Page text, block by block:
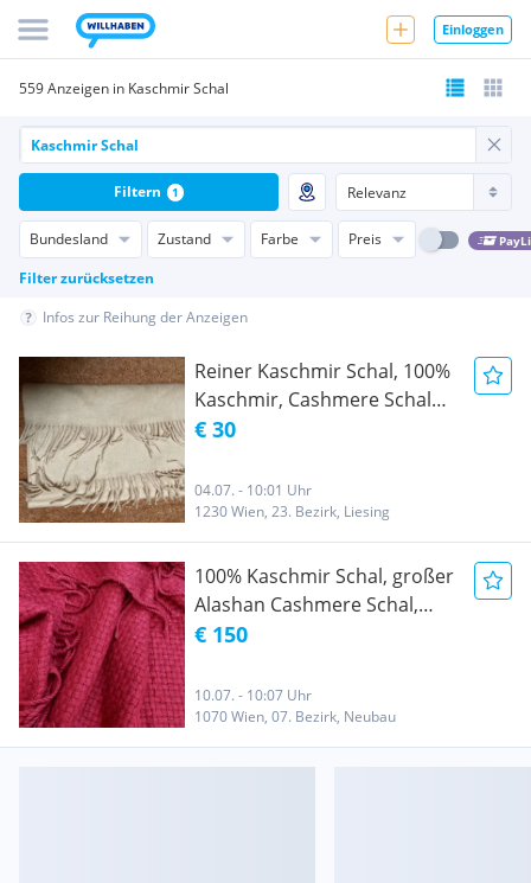
Einloggen
559 Anzeigen in Kaschmir Schal
Bundesland Zustand Farbe Preis
Filter zurücksetzen
Filtern 1
Infos zur Reihung der Anzeigen
Reiner Kaschmir Schal, 100%
Kaschmir, Cashmere Schal
beige, unbenutzt, Uni Schal
€ 30
04.07. - 10:01 Uhr
1230 Wien, 23. Bezirk, Liesing
100% Kaschmir Schal, großer
Alashan Cashmere Schal,
Wolle Schal Tuch, Kaschmir
dunkelrot
€ 150
10.07. - 10:07 Uhr
1070 Wien, 07. Bezirk, Neubau